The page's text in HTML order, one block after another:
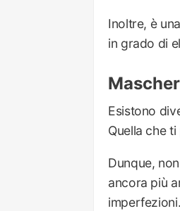
Inoltre, è
in grado di
Esistono
Quella che
Dunque,
ancora più
imperfezioni.